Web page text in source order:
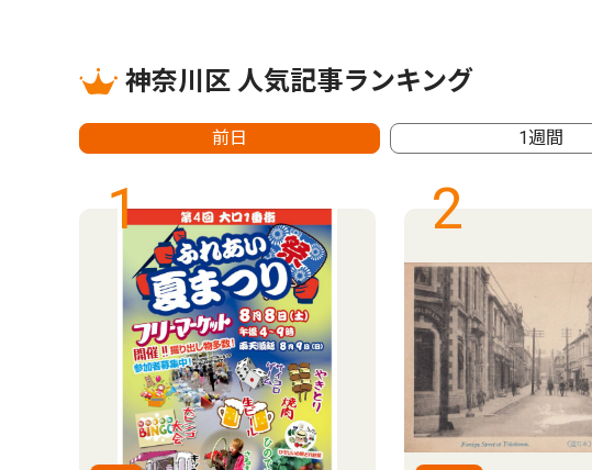
神奈川区 人気記事ランキング
前日 1週間
1 2